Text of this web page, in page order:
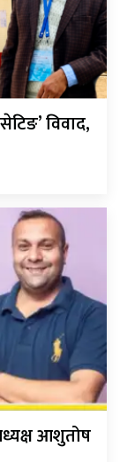
विवाद,
आशुतोष